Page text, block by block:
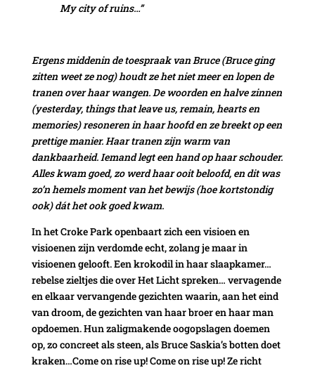
My city of ruins…”
Ergens middenin de toespraak van Bruce (Bruce ging
zitten weet ze nog) houdt ze het niet meer en lopen de
tranen over haar wangen. De woorden en halve zinnen
(yesterday, things that leave us, remain, hearts en
memories) resoneren in haar hoofd en ze breekt op een
prettige manier. Haar tranen zijn warm van
dankbaarheid. Iemand legt een hand op haar schouder.
Alles kwam goed, zo werd haar ooit beloofd, en dit was
zo’n hemels moment van het bewijs (hoe kortstondig
ook) dát het ook goed kwam.
In het Croke Park openbaart zich een visioen en
visioenen zijn verdomde echt, zolang je maar in
visioenen gelooft. Een krokodil in haar slaapkamer…
rebelse zieltjes die over Het Licht spreken… vervagende
en elkaar vervangende gezichten waarin, aan het eind
van droom, de gezichten van haar broer en haar man
opdoemen. Hun zaligmakende oogopslagen doemen
op, zo concreet als steen, als Bruce Saskia’s botten doet
kraken…Come on rise up! Come on rise up! Ze richt